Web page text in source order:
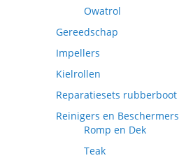
Owatrol
Gereedschap
Impellers
Kielrollen
Reparatiesets rubberboot
Reinigers en Beschermers
Romp en Dek
Teak